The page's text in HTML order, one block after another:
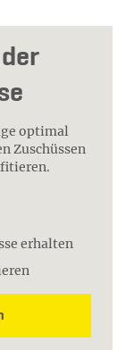
optimal
Zuschüssen
erhalten